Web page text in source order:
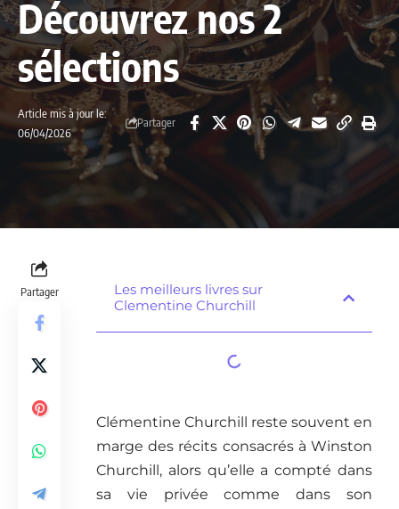
Découvrez nos 2
sélections
Article mis à jour le:
06/04/2026
Partager
Partager
Les meilleurs livres sur
Clementine Churchill
Clémentine Churchill reste souvent en
marge des récits consacrés à Winston
Churchill, alors qu’elle a compté dans
sa vie privée comme dans son